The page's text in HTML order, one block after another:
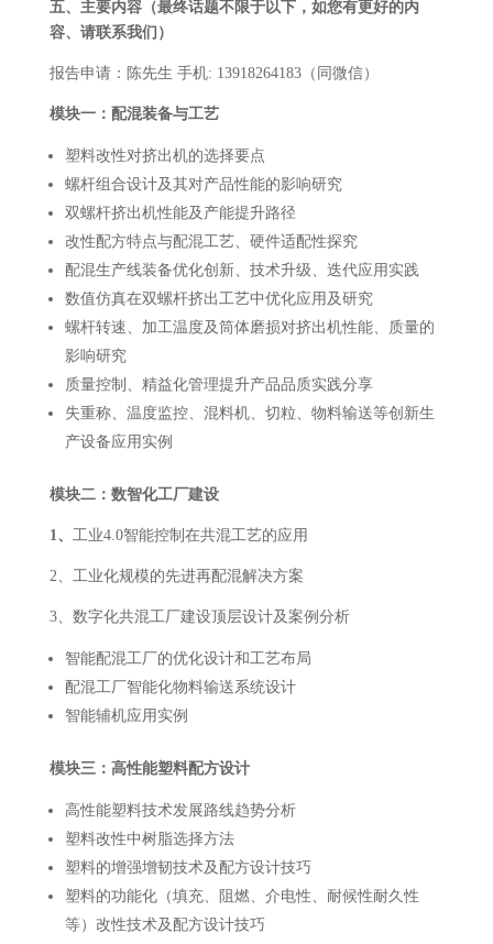
五、主要内容（最终话题不限于以下， 如您有更好的内
容、请联系我们）
报告申请：陈先生 手机: 13918264183（同微信）
模块一：配混装备与工艺
塑料改性对挤出机的选择要点
螺杆组合设计及其对产品性能的影响研究
双螺杆挤出机性能及产能提升路径
改性配方特点与配混工艺、硬件适配性探究
配混生产线装备优化创新、技术升级、迭代应用实践
数值仿真在双螺杆挤出工艺中优化应用及研究
螺杆转速、加工温度及筒体磨损对挤出机性能、质量的
影响研究
质量控制、精益化管理提升产品品质实践分享
失重称、温度监控、混料机、切粒、物料输送等创新生
产设备应用实例
模块二：数智化工厂建设
1、 工业4.0智能控制在共混工艺的应用
2、工业化规模的先进再配混解决方案
3、数字化共混工厂建设顶层设计及案例分析
智能配混工厂的优化设计和工艺布局
配混工厂智能化物料输送系统设计
智能辅机应用实例
模块三：高性能塑料配方设计
高性能塑料技术发展路线趋势分析
塑料改性中树脂选择方法
塑料的增强增韧技术及配方设计技巧
塑料的功能化（填充、阻燃、介电性、耐候性耐久性
等）改性技术及配方设计技巧